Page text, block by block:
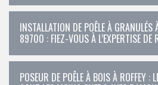
INSTALLATION DE POÊLE À GRANULÉS
89700 : FIEZ-VOUS À L’EXPERTISE DE
POSEUR DE POÊLE À BOIS À ROFFEY :